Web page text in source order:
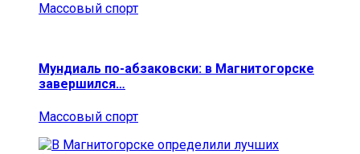
Массовый спорт
Мундиаль по-абзаковски: в Магнитогорске
завершился…
Массовый спорт